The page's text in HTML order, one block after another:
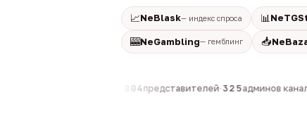
📈NeBlask— индекс спроса 📊
🎰NeGambling— гемблинг 📥
804представителей·325админов